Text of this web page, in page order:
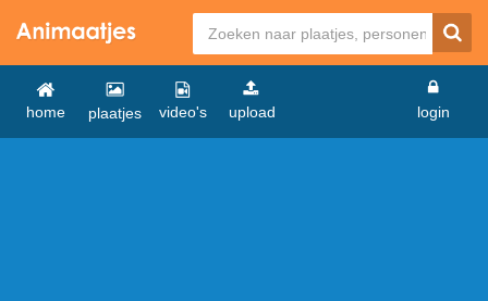
home plaatjes video's upload login